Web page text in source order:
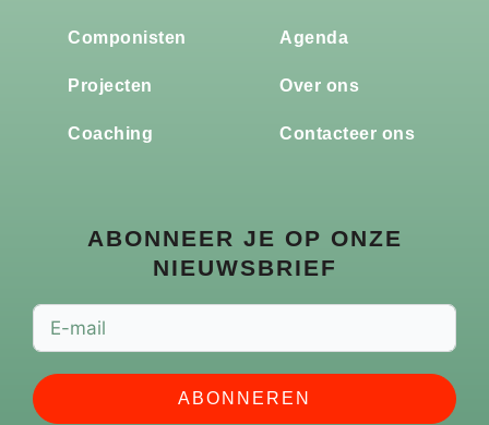
Componisten
Projecten
Coaching
Agenda
Over ons
Contacteer ons
ABONNEER JE OP ONZE
NIEUWSBRIEF
ABONNEREN